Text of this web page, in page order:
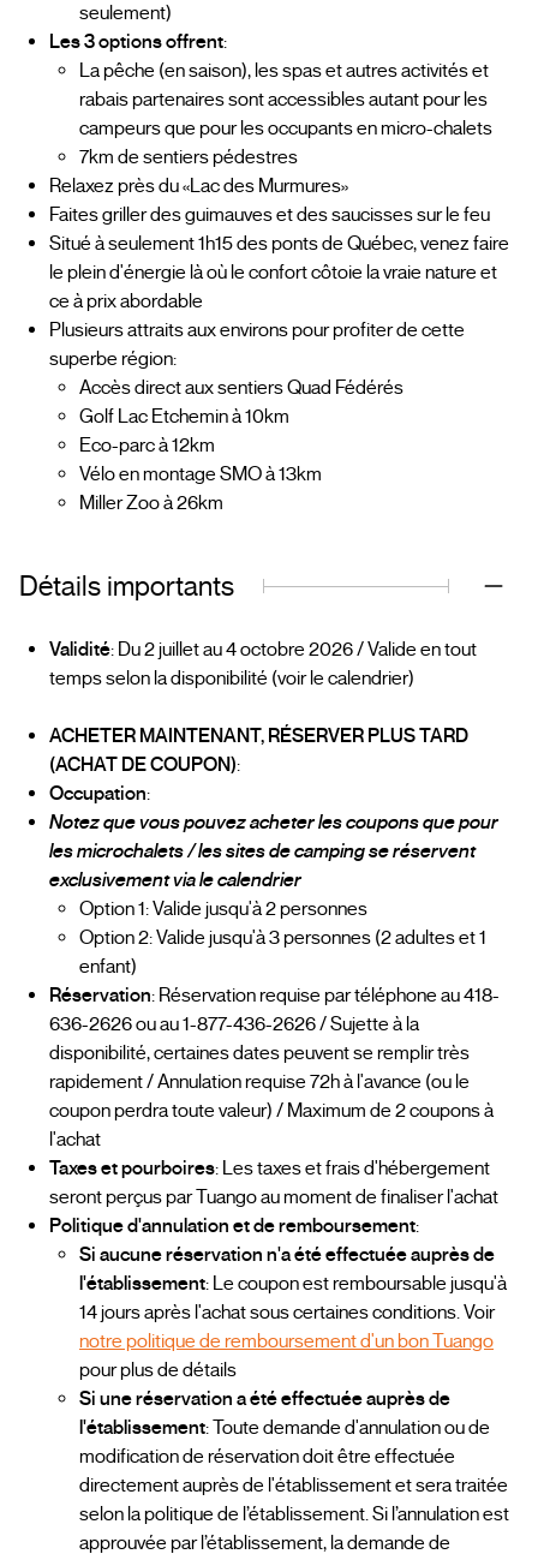
seulement)
Les 3 options offrent:
La pêche (en saison), les spas et autres activités et
rabais partenaires sont accessibles autant pour les
campeurs que pour les occupants en micro-chalets
7km de sentiers pédestres
Relaxez près du «Lac des Murmures»
Faites griller des guimauves et des saucisses sur le feu
Situé à seulement 1h15 des ponts de Québec, venez faire
le plein d'énergie là où le confort côtoie la vraie nature et
ce à prix abordable
Plusieurs attraits aux environs pour profiter de cette
superbe région:
Accès direct aux sentiers Quad Fédérés
Golf Lac Etchemin à 10km
Eco-parc à 12km
Vélo en montage SMO à 13km
Miller Zoo à 26km
Détails importants
Validité: Du 2 juillet au 4 octobre 2026 / Valide en tout
temps selon la disponibilité (voir le calendrier)
ACHETER MAINTENANT, RÉSERVER PLUS TARD
(ACHAT DE COUPON):
Occupation:
Notez que vous pouvez acheter les coupons que pour
les microchalets / les sites de camping se réservent
exclusivement via le calendrier
Option 1: Valide jusqu'à 2 personnes
Option 2: Valide jusqu'à 3 personnes (2 adultes et 1
enfant)
Réservation: Réservation requise par téléphone au 418-
636-2626 ou au 1-877-436-2626 / Sujette à la
disponibilité, certaines dates peuvent se remplir très
rapidement / Annulation requise 72h à l'avance (ou le
coupon perdra toute valeur) / Maximum de 2 coupons à
l'achat
Taxes et pourboires: Les taxes et frais d'hébergement
seront perçus par Tuango au moment de finaliser l'achat
Politique d'annulation et de remboursement:
Si aucune réservation n'a été effectuée auprès de
l'établissement: Le coupon est remboursable jusqu'à
14 jours après l'achat sous certaines conditions. Voir
notre politique de remboursement d'un bon Tuango
pour plus de détails
Si une réservation a été effectuée auprès de
l'établissement: Toute demande d'annulation ou de
modification de réservation doit être effectuée
directement auprès de l'établissement et sera traitée
selon la politique de l’établissement. Si l’annulation est
approuvée par l’établissement, la demande de